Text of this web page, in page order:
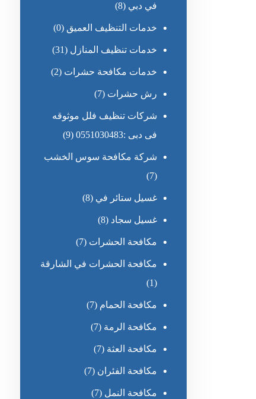
في دبي (8)
خدمات التنظيف العميق (0)
خدمات تنظيف المنازل (31)
خدمات مكافحة حشرات (2)
رش حشرات (7)
شركات تنظيف فلل موثوقه
فى دبى :0551030483
(9)
شركة مكافحة سوس الخشب
(7)
غسيل ستائر في (8)
غسيل سجاد (8)
مكافحة الحشرات (7)
مكافحة الحشرات في الشارقة
(1)
مكافحة الحمام (7)
مكافحة الرمة (7)
مكافحة العثة (7)
مكافحة الفئران (7)
مكافحة النمل (7)